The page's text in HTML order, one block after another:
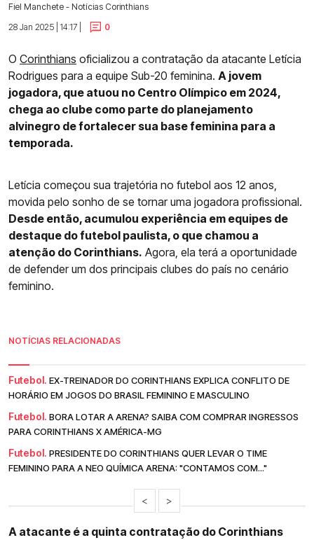
Fiel Manchete - Notícias Corinthians
28 Jan 2025 | 14:17 |
0
O Corinthians oficializou a contratação da atacante Letícia
Rodrigues para a equipe Sub-20 feminina. A jovem
jogadora, que atuou no Centro Olímpico em 2024,
chega ao clube como parte do planejamento
alvinegro de fortalecer sua base feminina para a
temporada.
Letícia começou sua trajetória no futebol aos 12 anos,
movida pelo sonho de se tornar uma jogadora profissional.
Desde então, acumulou experiência em equipes de
destaque do futebol paulista, o que chamou a
atenção do Corinthians. Agora, ela terá a oportunidade
de defender um dos principais clubes do país no cenário
feminino.
NOTÍCIAS RELACIONADAS
Futebol. EX-TREINADOR DO CORINTHIANS EXPLICA CONFLITO DE
HORÁRIO EM JOGOS DO BRASIL FEMININO E MASCULINO
Futebol. BORA LOTAR A ARENA? SAIBA COM COMPRAR INGRESSOS
PARA CORINTHIANS X AMÉRICA-MG
Futebol. PRESIDENTE DO CORINTHIANS QUER LEVAR O TIME
FEMININO PARA A NEO QUÍMICA ARENA: "CONTAMOS COM..."
< >
A atacante é a quinta contratação do Corinthians